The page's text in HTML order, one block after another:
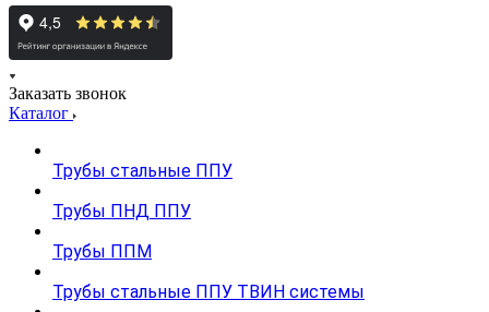
Заказать звонок
Каталог
Трубы стальные ППУ
Трубы ПНД ППУ
Трубы ППМ
Трубы стальные ППУ ТВИН системы